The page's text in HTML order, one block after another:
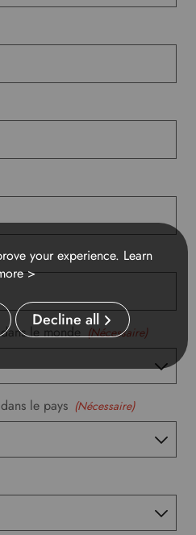
e
t
o
r
r
r
d
a
g
u
a
e
.
le monde (Nécessaire)
le pays (Nécessaire)
your experience. Learn
>
Decline all